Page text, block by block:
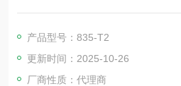
testo 104-IR BT 红外辐射温度计和
生产或烹饪的食品进行选择。它适
制点 (CP/CCP)。通过连接 testo
测量值保存在应用程序
产品型号：835-T2
更新时间：2025-10-26
厂商性质：代理商